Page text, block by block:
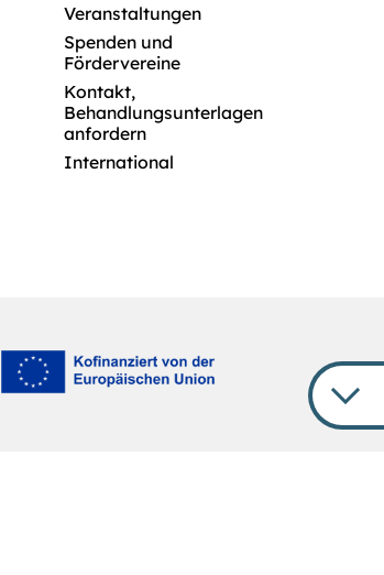
Veranstaltungen
Spenden und
Fördervereine
Kontakt,
Behandlungsunterlagen
anfordern
International